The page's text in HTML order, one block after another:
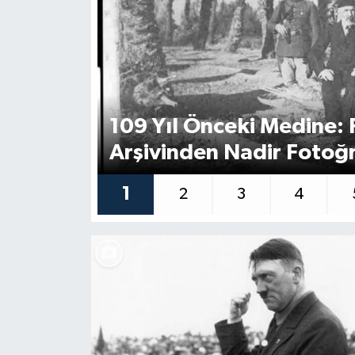
109 Yıl Önceki Medine:
Arşivinden Nadir
1 2 3 4